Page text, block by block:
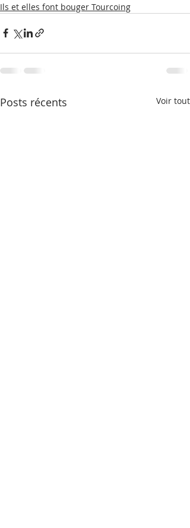
Ils et elles font bouger Tourcoing
Posts récents Voir tout